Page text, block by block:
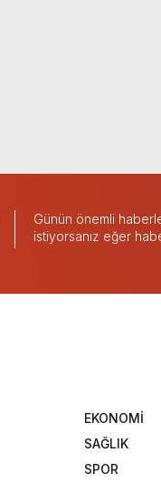
Günün önemli
istiyorsanız eğer
EKONOMİ
SAĞLIK
SPOR